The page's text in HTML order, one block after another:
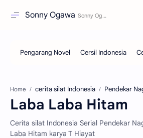
Sonny Ogawa
Home cerita silat Indonesia Pendekar
Laba Laba Hitam
Cerita silat Indonesia Serial Pendekar
Laba Hitam karya T Hiayat